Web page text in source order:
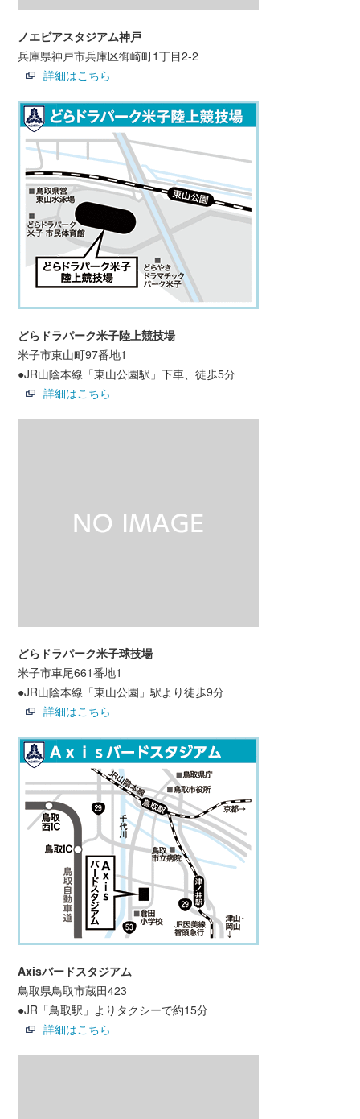
ノエビアスタジアム神戸
兵庫県神戸市兵庫区御崎町1丁目2-2
詳細はこちら
どらドラパーク米子陸上競技場
米子市東山町97番地1
●JR山陰本線「東山公園駅」下車、徒歩5分
詳細はこちら
どらドラパーク米子球技場
米子市車尾661番地1
●JR山陰本線「東山公園」駅より徒歩9分
詳細はこちら
Axisバードスタジアム
鳥取県鳥取市蔵田423
●JR「鳥取駅」よりタクシーで約15分
詳細はこちら